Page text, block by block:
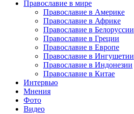
Православие в мире
Православие в Америке
Православие в Африке
Православие в Белоруссии
Православие в Греции
Православие в Европе
Православие в Ингушетии
Православие в Индонезии
Православие в Китае
Интервью
Мнения
Фото
Видео